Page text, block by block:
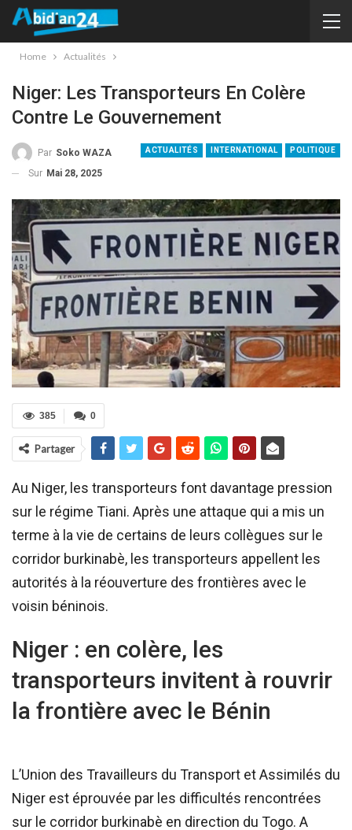
Home Actualités
Niger: Les Transporteurs En Colère
Contre Le Gouvernement
ACTUALITÉS INTERNATIONAL POLITIQUE
Par Soko WAZA
Sur Mai 28, 2025
0
385
Partager
Au Niger, les transporteurs font davantage pression
sur le régime Tiani. Après une attaque qui a mis un
terme à la vie de certains de leurs collègues sur le
corridor burkinabè, les transporteurs appellent les
autorités à la réouverture des frontières avec le
voisin béninois.
Niger : en colère, les
transporteurs invitent à rouvrir
la frontière avec le Bénin
L’Union des Travailleurs du Transport et Assimilés du
Niger est éprouvée par les difficultés rencontrées
sur le corridor burkinabè en direction du Togo. A